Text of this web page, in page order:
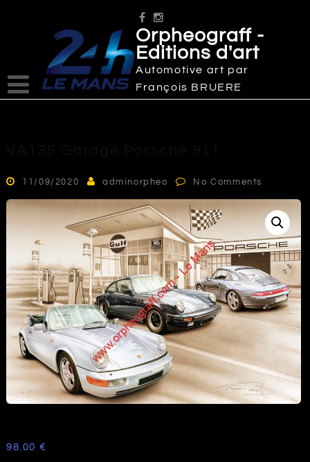
Orpheograff -
Editions d'art
Automotive art par
François BRUERE
11/09/2020 adminorpheo No Comments
98.00 €